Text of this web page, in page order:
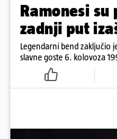
Ramonesi
zadnji put
Legendarni bend zaključio
slavne goste 6. kolovoza